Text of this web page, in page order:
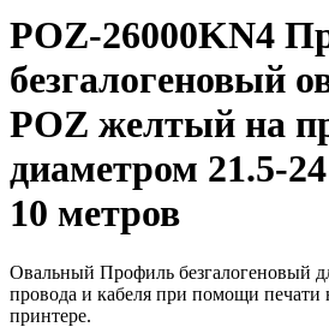
POZ-26000KN4
безгалогеновый
POZ желтый на
диаметром 21.5-
10 метров
Овальный Профиль безгалогеновый
провода и кабеля при помощи печати
принтере.